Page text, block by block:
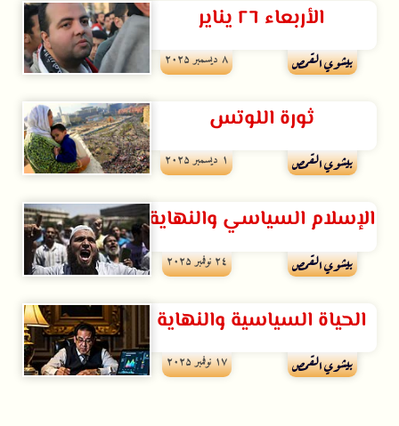
الأربعاء ٢٦ يناير
بيشوي القمص ۸ ديسمبر ۲۰۲۵
ثورة اللوتس
بيشوي القمص ۱ ديسمبر ۲۰۲۵
الإسلام السياسي والنهاية
بيشوي القمص ۲٤ نوفمبر ۲۰۲۵
الحياة السياسية والنهاية
بيشوي القمص ۱۷ نوفمبر ۲۰۲۵